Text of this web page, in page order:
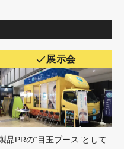
展示会
品PRの“目玉ブース”として